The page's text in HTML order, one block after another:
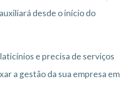
desde o início do
e precisa de serviços
a gestão da sua empresa em